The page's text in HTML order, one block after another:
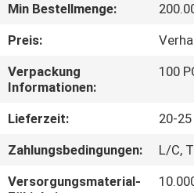
ÜBER
UNS
FABRIK-
AUSFLUG
Min Bestellmenge:
Preis:
Verpackung
Informationen:
100
Lieferzeit:
20-
Zahlungsbedingungen:
L/C,
Versorgungsmaterial-